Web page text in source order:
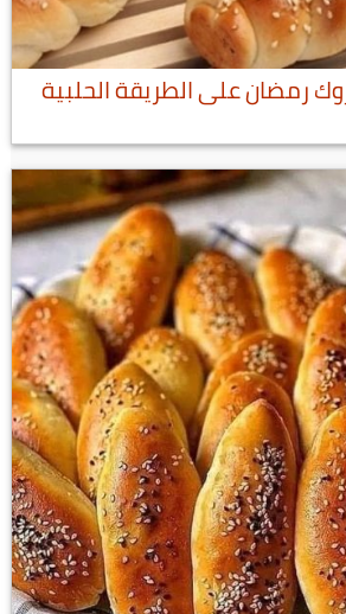
رمضان على الطريقة الحلبية